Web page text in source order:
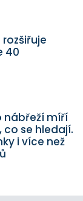
rozšiřuje
40
nábřeží míří
co se hledají.
i více než